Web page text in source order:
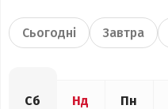
Сьогодні Завтра
Сб Нд Пн